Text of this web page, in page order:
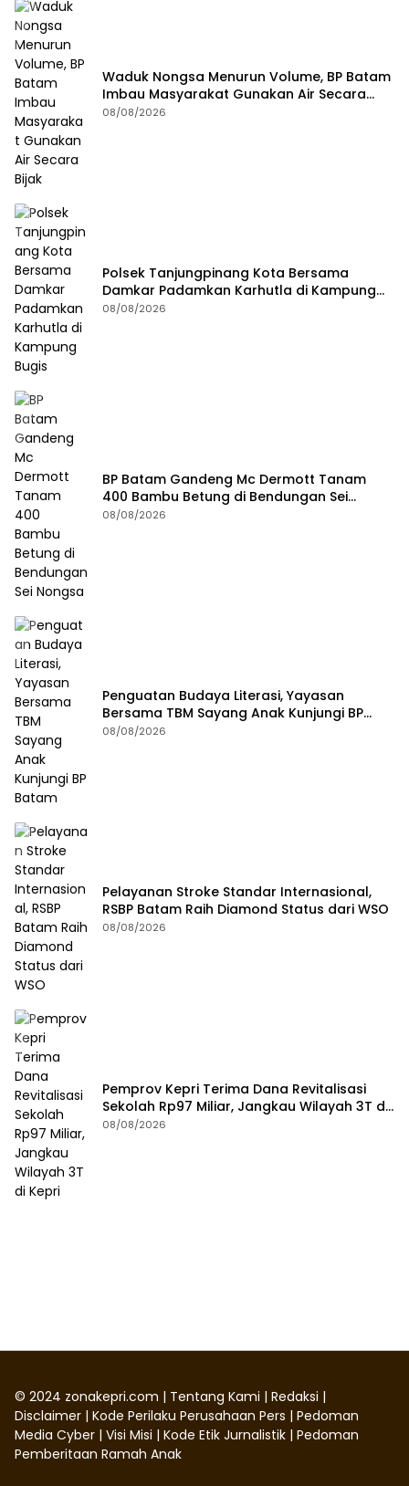
Waduk Nongsa Menurun Volume, BP Batam
Imbau Masyarakat Gunakan Air Secara
Bijak
08/08/2026
Polsek Tanjungpinang Kota Bersama
Damkar Padamkan Karhutla di Kampung
Bugis
08/08/2026
BP Batam Gandeng Mc Dermott Tanam
400 Bambu Betung di Bendungan Sei
Nongsa
08/08/2026
Penguatan Budaya Literasi, Yayasan
Bersama TBM Sayang Anak Kunjungi BP
Batam
08/08/2026
Pelayanan Stroke Standar Internasional,
RSBP Batam Raih Diamond Status dari WSO
08/08/2026
Pemprov Kepri Terima Dana Revitalisasi
Sekolah Rp97 Miliar, Jangkau Wilayah 3T di
Kepri
08/08/2026
© 2024 zonakepri.com | Tentang Kami | Redaksi |
Disclaimer | Kode Perilaku Perusahaan Pers | Pedoman
Media Cyber | Visi Misi | Kode Etik Jurnalistik | Pedoman
Pemberitaan Ramah Anak